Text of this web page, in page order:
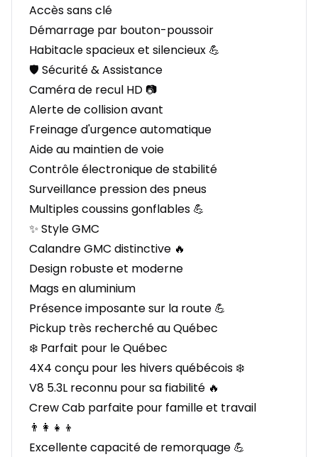
Accès sans clé
Démarrage par bouton-poussoir
Habitacle spacieux et silencieux 💪
🛡️ Sécurité & Assistance
Caméra de recul HD 📷
Alerte de collision avant
Freinage d'urgence automatique
Aide au maintien de voie
Contrôle électronique de stabilité
Surveillance pression des pneus
Multiples coussins gonflables 💪
✨ Style GMC
Calandre GMC distinctive 🔥
Design robuste et moderne
Mags en aluminium
Présence imposante sur la route 💪
Pickup très recherché au Québec
❄️ Parfait pour le Québec
4X4 conçu pour les hivers québécois ❄️
V8 5.3L reconnu pour sa fiabilité 🔥
Crew Cab parfaite pour famille et travail
👨‍👩‍👧‍👦
Excellente capacité de remorquage 💪